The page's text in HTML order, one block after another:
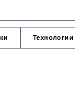
Технологии